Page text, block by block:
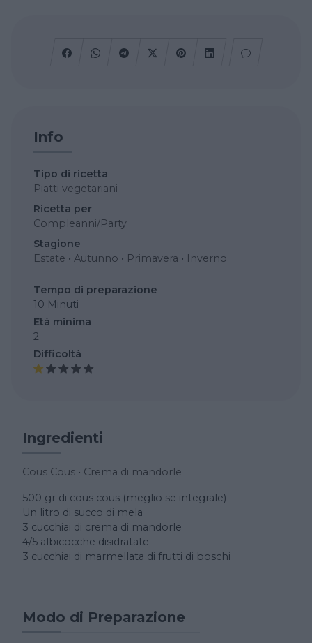
Info
Tipo di ricetta
Piatti vegetariani
Ricetta per
Compleanni/Party
Stagione
Estate • Autunno • Primavera • Inverno
Tempo di preparazione
10 Minuti
Età minima
2
Difficoltà
Ingredienti
Cous Cous • Crema di mandorle
500 gr di cous cous (meglio se integrale)
Un litro di succo di mela
3 cucchiai di crema di mandorle
4/5 albicocche disidratate
3 cucchiai di marmellata di frutti di boschi
Modo di Preparazione